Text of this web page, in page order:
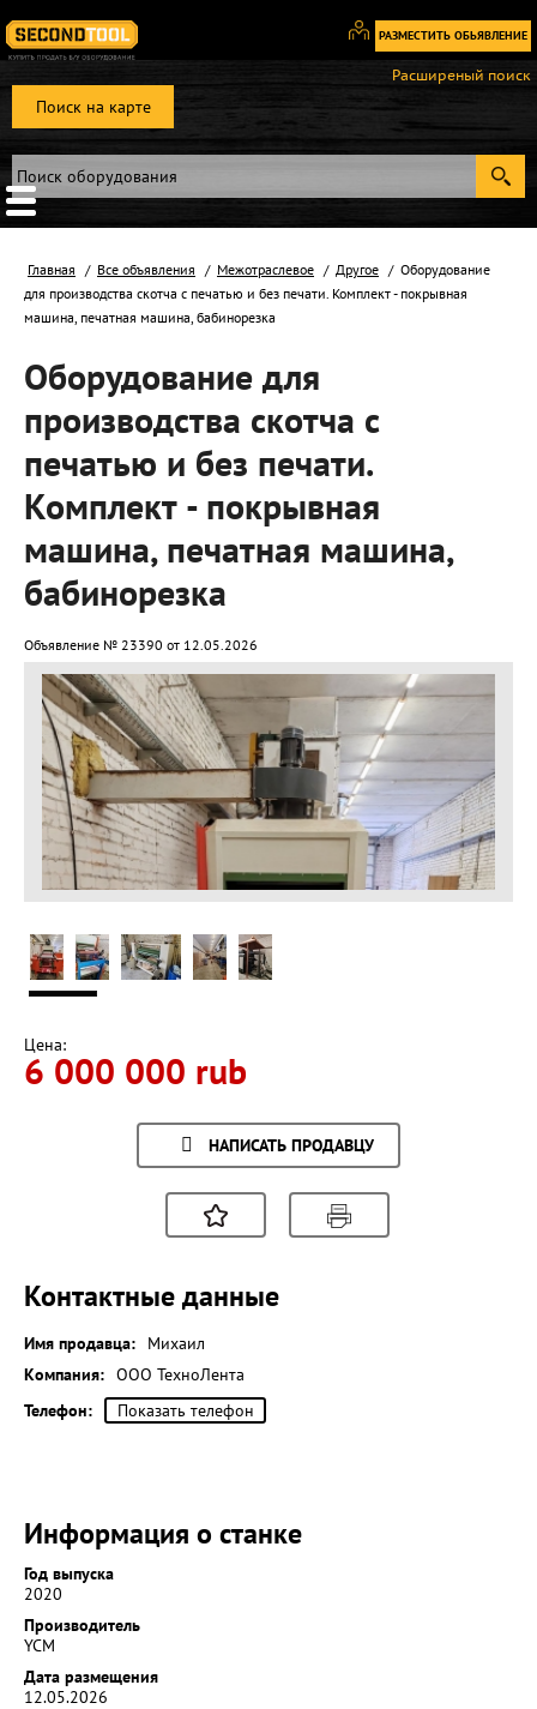
РАЗМЕСТИТЬ ОБЬЯВЛЕНИЕ
Вход
Регистрация
Поиск на карте
Расширеный поиск
Главная Все объявления Межотраслевое Другое
Оборудование
для производства скотча с печатью и без печати. Комплект - покрывная
машина, печатная машина, бабинорезка
Оборудование для
производства скотча с
печатью и без печати.
Комплект - покрывная
машина, печатная машина,
бабинорезка
Объявление № 23390 от 12.05.2026
Цена:
6 000 000 rub
НАПИСАТЬ ПРОДАВЦУ
Контактные данные
Имя продавца:
Михаил
Компания: ООО ТехноЛента
Телефон:
Показать телефон
Информация о станке
Год выпуска
2020
Производитель
YCM
Дата размещения
12.05.2026